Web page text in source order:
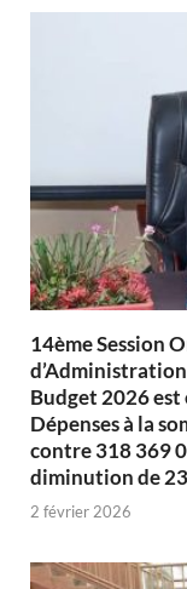
14ème Session
Budget 2026
Dépenses à la
contre 318 369
diminution de
2 février 2026